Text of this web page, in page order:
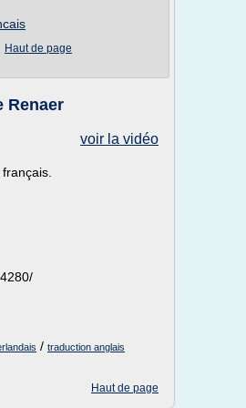
Haut de page
Renaer
voir la vidéo
/ traduction anglais
Haut de page